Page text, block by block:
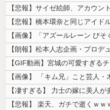
【悲報】サイゼ絵師、アカウン
【GIF動画】宮城の可愛すぎる